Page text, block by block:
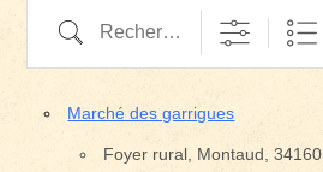
Recherche
Marché des garrigues
Foyer rural, Montaud, 34160